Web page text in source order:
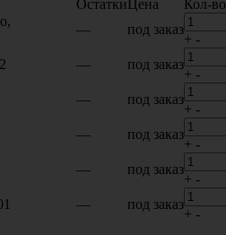
ОстаткиЦена Кол-во
— под заказ
+ -
— под заказ
+ -
—
под заказ
+ -
—
под заказ
+ -
—
под заказ
+ -
— под заказ
+ -